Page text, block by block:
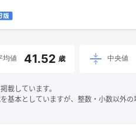
均値 41.52 歳 中央値
載しています。
基本としていますが、整数・小数以外